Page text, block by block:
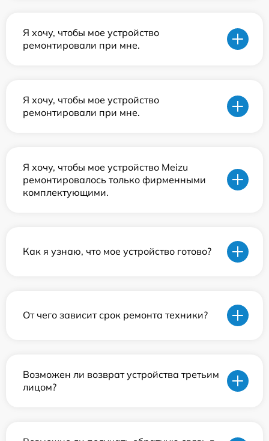
Я хочу, чтобы мое устройство
ремонтировали при мне.
Я хочу, чтобы мое устройство
ремонтировали при мне.
Я хочу, чтобы мое устройство Meizu
ремонтировалось только фирменными
комплектующими.
Как я узнаю, что мое устройство готово?
От чего зависит срок ремонта техники?
Возможен ли возврат устройства третьим
лицом?